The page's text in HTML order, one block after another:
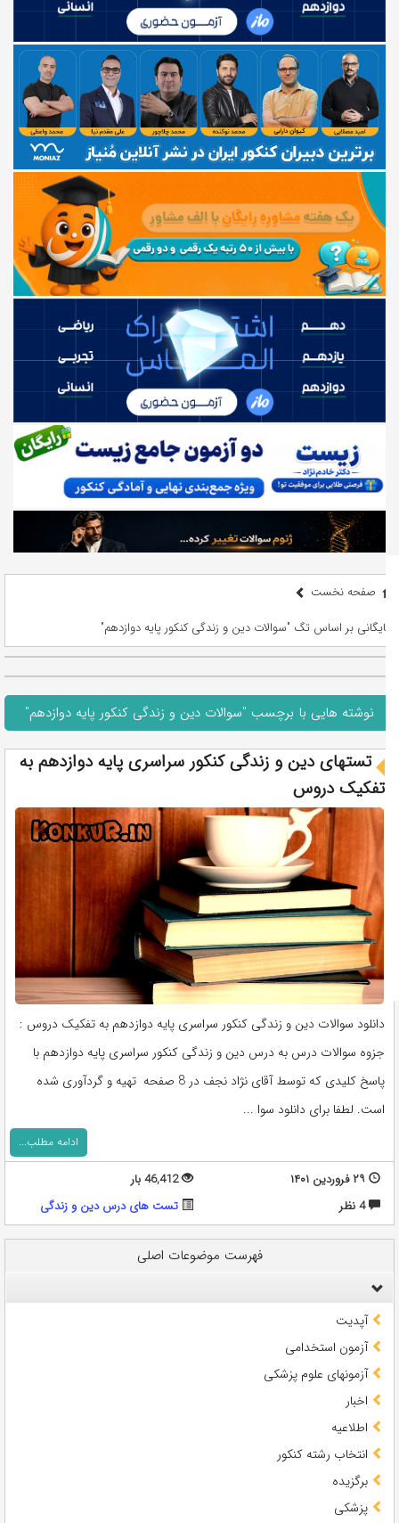
صفحه نخست
بایگانی بر اساس تگ "سوالات دین و زندگی کنکور پایه دوازدهم"
نوشته هایی با برچسب "سوالات دین و زندگی کنکور پایه دوازدهم"
تستهای دین و زندگی کنکور سراسری پایه دوازدهم به
تفکیک دروس
دانلود سوالات دین و زندگی کنکور سراسری پایه دوازدهم به تفکیک دروس :
جزوه سوالات درس به درس دین و زندگی کنکور سراسری پایه دوازدهم با
پاسخ کلیدی که توسط آقای نژاد نجف در 8 صفحه تهیه و گردآوری شده
است. لطفا برای دانلود سوا ...
ادامه مطلب...
۲۹ فروردین ۱۴۰۱
46,412 بار
4 نظر
تست های درس دین و زندگی
فهرست موضوعات اصلی
آپدیت
آزمون استخدامی
آزمونهای علوم پزشکی
اخبار
اطلاعیه
انتخاب رشته کنکور
برگزیده
پزشکی